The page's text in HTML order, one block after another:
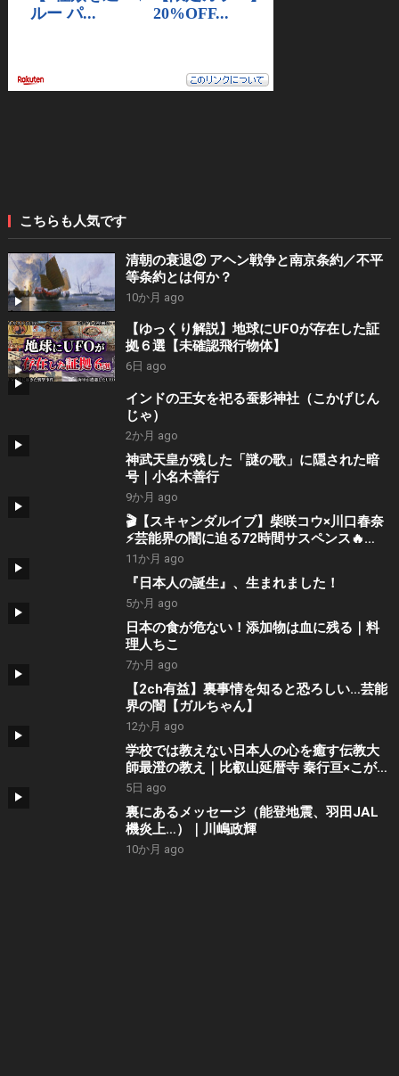
こちらも人気です
清朝の衰退② アヘン戦争と南京条約／不平
等条約とは何か？
10か月 ago
【ゆっくり解説】地球にUFOが存在した証
拠６選【未確認飛行物体】
6日 ago
インドの王女を祀る蚕影神社（こかげじん
じゃ）
2か月 ago
神武天皇が残した「謎の歌」に隠された暗
号｜小名木善行
9か月 ago
🎬【スキャンダルイブ】柴咲コウ×川口春奈
⚡芸能界の闇に迫る72時間サスペンス🔥
ABEMAオリジナルドラマ📺✨
11か月 ago
『日本人の誕生』、生まれました！
5か月 ago
日本の食が危ない！添加物は血に残る｜料
理人ちこ
7か月 ago
【2ch有益】裏事情を知ると恐ろしい…芸能
界の闇【ガルちゃん】
12か月 ago
学校では教えない日本人の心を癒す伝教大
師最澄の教え｜比叡山延暦寺 秦行亘×こがみ
のり
5日 ago
裏にあるメッセージ（能登地震、羽田JAL
機炎上…）｜川嶋政輝
10か月 ago